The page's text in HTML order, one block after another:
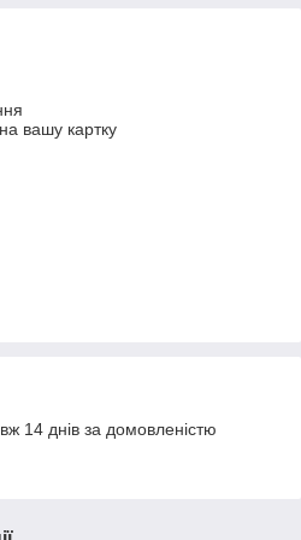
вашу картку
14 днів за домовленістю